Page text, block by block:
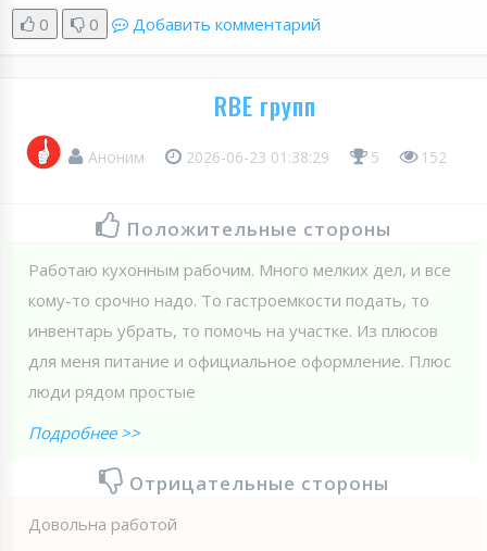
0 0 Добавить комментарий
RBE групп
Аноним 2026-06-23 01:38:29 5 152
Положительные стороны
Работаю кухонным рабочим. Много мелких дел, и все
кому-то срочно надо. То гастроемкости подать, то
инвентарь убрать, то помочь на участке. Из плюсов
для меня питание и официальное оформление. Плюс
люди рядом простые
Подробнее >>
Отрицательные стороны
Довольна работой